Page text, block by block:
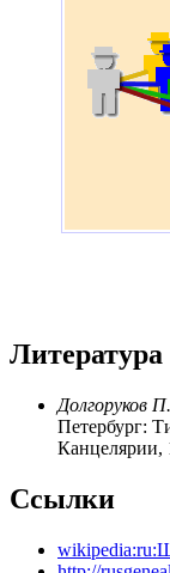
Литература
Долгоруков
Петербург:
Ссылки